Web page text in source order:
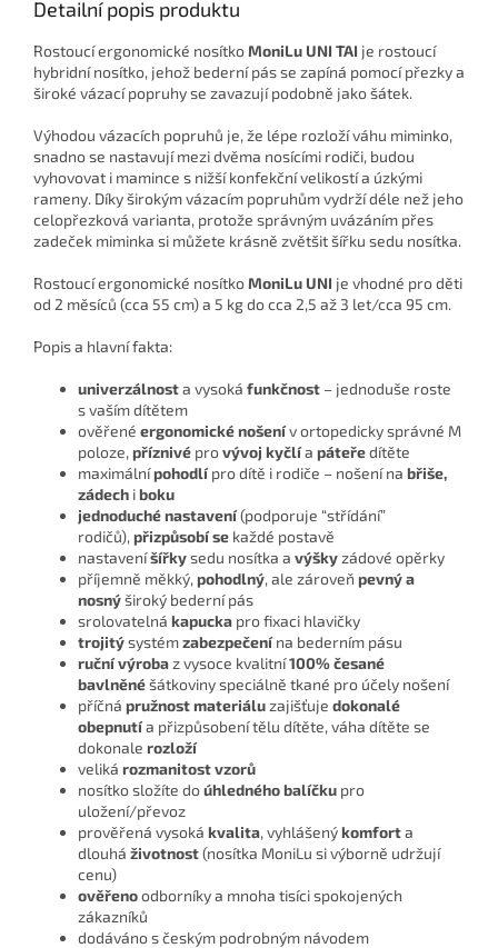
Detailní popis produktu
Rostoucí ergonomické nosítkoMoniLu UNI TAI je rostoucí
hybridní nosítko, jehož bederní pás se zapíná pomocí přezky a
široké vázací popruhy se zavazují podobně jako šátek.
Výhodou vázacích popruhů je, že lépe rozloží váhu miminko,
snadno se nastavují mezi dvěma nosícími rodiči, budou
vyhovovat i mamince s nižší konfekční velikostí a úzkými
rameny. Díky širokým vázacím popruhům vydrží déle než jeho
celopřezková varianta, protože správným uvázáním přes
zadeček miminka si můžete krásně zvětšit šířku sedu nosítka.
Rostoucí ergonomické nosítkoMoniLu UNI je vhodné pro děti
od 2 měsíců (cca 55 cm) a 5 kg do cca 2,5 až 3 let/cca 95 cm.
Popis a hlavní fakta:
univerzálnosta vysoká funkčnost – jednoduše roste
s vaším dítětem
ověřené ergonomické nošenív ortopedicky správné M
poloze, příznivé provývoj kyčlía páteředítěte
maximálnípohodlí pro dítě i rodiče – nošení na břiše,
zádech iboku
jednoduché nastavení(podporuje “střídání”
rodičů), přizpůsobí se každé postavě
nastaveníšířkysedu nosítka a výškyzádové opěrky
příjemně měkký, pohodlný, ale zároveň pevný a
nosnýširoký bederní pás
srolovatelná kapucka pro fixaci hlavičky
trojitýsystémzabezpečení na bederním pásu
ruční výrobaz vysoce kvalitní100% česané
bavlněnéšátkoviny speciálně tkané pro účely nošení
příčná pružnost materiáluzajišťuje dokonalé
obepnutía přizpůsobení tělu dítěte, váha dítěte se
dokonale rozloží
veliká rozmanitost vzorů
nosítko složíte doúhledného balíčku pro
uložení/převoz
prověřená vysoká kvalita, vyhlášenýkomforta
dlouhá životnost(nosítka MoniLu si výborně udržují
cenu)
ověřenoodborníky a mnoha tisíci spokojených
zákazníků
dodáváno s českým podrobným návodem